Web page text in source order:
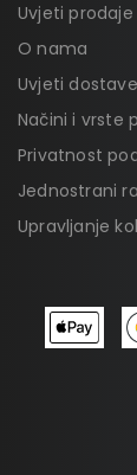
Uvjeti prodaje
O nama
Uvjeti dostave
Načini i vrste
Privatnost
Jednostrani
Upravljanje